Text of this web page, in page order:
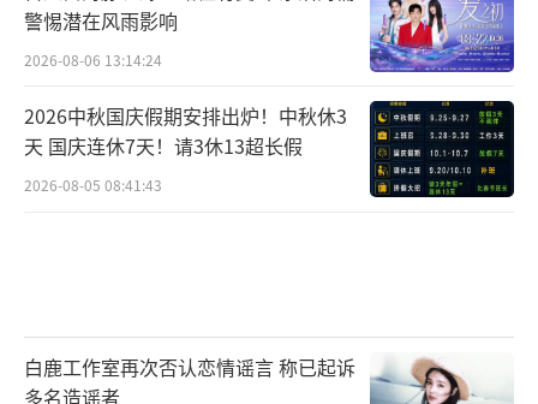
警惕潜在风雨影响
2026-08-06 13:14:24
2026中秋国庆假期安排出炉！中秋休3
天 国庆连休7天！请3休13超长假
2026-08-05 08:41:43
白鹿工作室再次否认恋情谣言 称已起诉
多名造谣者